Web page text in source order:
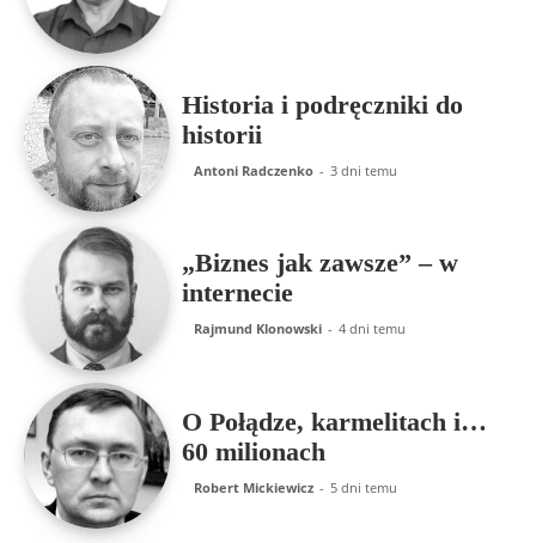
Historia i podręczniki do
historii
Antoni Radczenko - 3 dni temu
„Biznes jak zawsze” – w
internecie
Rajmund Klonowski - 4 dni temu
O Połądze, karmelitach i…
60 milionach
Robert Mickiewicz - 5 dni temu